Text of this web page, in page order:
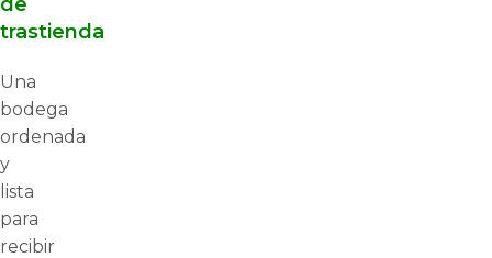
trastienda
Una
bodega
ordenada
y
lista
para
recibir